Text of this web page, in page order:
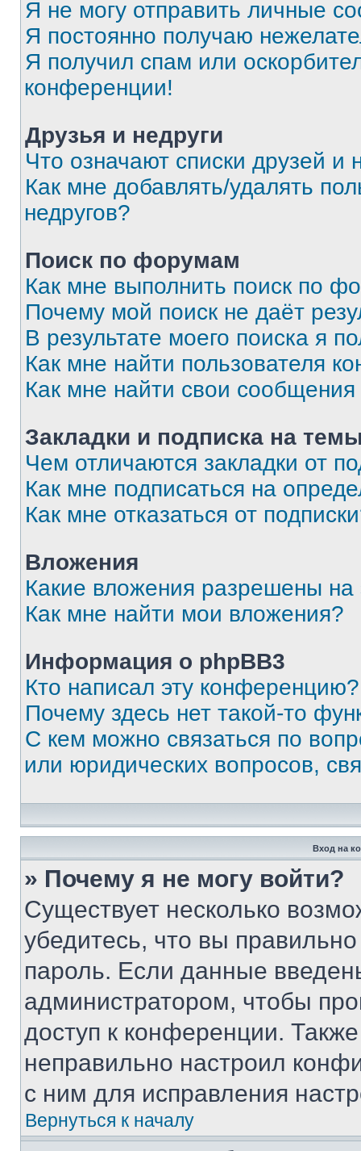
Я не могу отправить личные
Я постоянно получаю
Я получил спам или
конференции!
Друзья и недруги
Что означают списки друзей и
Как мне добавлять/удалять
недругов?
Поиск по форумам
Как мне выполнить поиск по
Почему мой поиск не даёт
В результате моего поиска я
Как мне найти пользователя
Как мне найти свои
Закладки и подписка на
Чем отличаются закладки от
Как мне подписаться на
Как мне отказаться от
Вложения
Какие вложения разрешены
Как мне найти мои вложения?
Информация о phpBB3
Кто написал эту конференцию?
Почему здесь нет такой-то
С кем можно связаться по
или юридических вопросов,
Вход на
» Почему я не могу войти?
Существует несколько
убедитесь, что вы
пароль. Если данные
администратором, чтобы
доступ к конференции.
неправильно настроил
с ним для исправления
Вернуться к началу